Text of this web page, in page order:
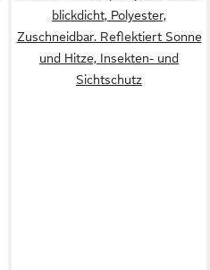
blickdicht, Polyester,
Zuschneidbar. Reflektiert Sonne
und Hitze, Insekten- und
Sichtschutz